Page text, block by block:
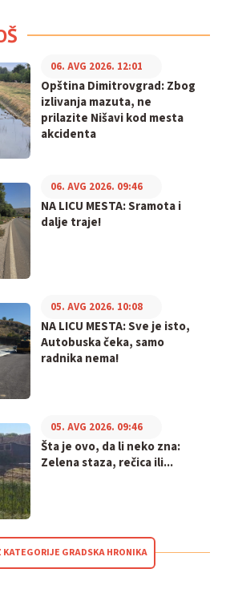
Opština Dimitrovgrad: Zbog
izlivanja mazuta, ne
prilazite Nišavi kod mesta
akcidenta
06. AVG 2026. 12:01
NA LICU MESTA: Sramota i
dalje traje!
06. AVG 2026. 09:46
NA LICU MESTA: Sve je isto,
Autobuska čeka, samo
radnika nema!
05. AVG 2026. 10:08
Šta je ovo, da li neko zna:
Zelena staza, rečica ili...
05. AVG 2026. 09:46
KATEGORIJE GRADSKA HRONIKA